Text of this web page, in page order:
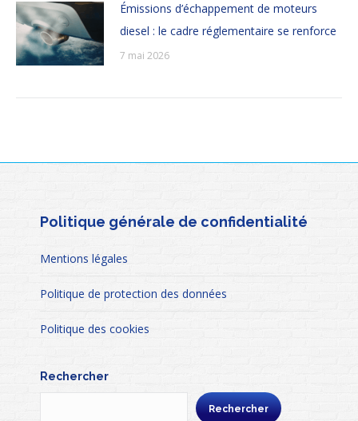
Émissions d’échappement de moteurs
diesel : le cadre réglementaire se renforce
7 mai 2026
Politique générale de confidentialité
Mentions légales
Politique de protection des données
Politique des cookies
Rechercher
Rechercher